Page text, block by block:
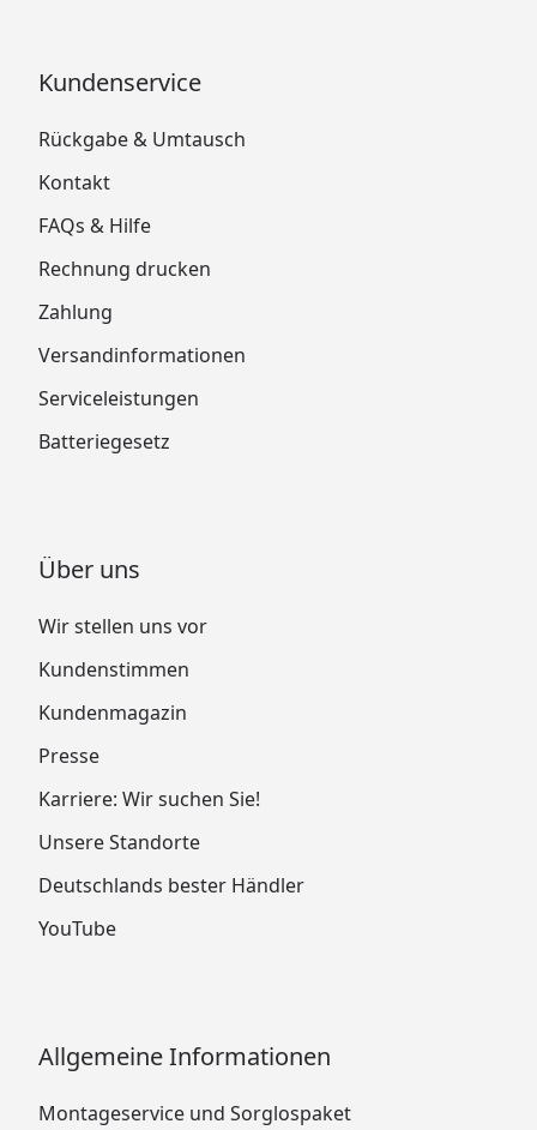
Kundenservice
Rückgabe & Umtausch
Kontakt
FAQs & Hilfe
Rechnung drucken
Zahlung
Versandinformationen
Serviceleistungen
Batteriegesetz
Über uns
Wir stellen uns vor
Kundenstimmen
Kundenmagazin
Presse
Karriere: Wir suchen Sie!
Unsere Standorte
Deutschlands bester Händler
YouTube
Allgemeine Informationen
Montageservice und Sorglospaket